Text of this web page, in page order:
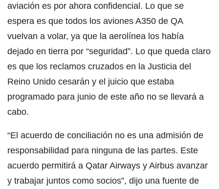
aviación es por ahora confidencial. Lo que se
espera es que todos los aviones A350 de QA
vuelvan a volar, ya que la aerolínea los había
dejado en tierra por “seguridad”. Lo que queda claro
es que los reclamos cruzados en la Justicia del
Reino Unido cesarán y el juicio que estaba
programado para junio de este año no se llevará a
cabo.
“El acuerdo de conciliación no es una admisión de
responsabilidad para ninguna de las partes. Este
acuerdo permitirá a Qatar Airways y Airbus avanzar
y trabajar juntos como socios”, dijo una fuente de